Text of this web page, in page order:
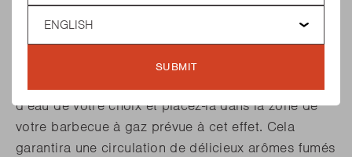
fumoir Barbecook ? Si vous avez un
barbecue à
gaz, vous pouvez par exemple opter pour laboite
de Barbecook. Remplissez cette boîte
d’eau de votre choix et placez-la dans la zone de
votre barbecue à gaz prévue à cet effet. Cela
garantira une circulation de délicieux arômes fumés
Language
SUBMIT